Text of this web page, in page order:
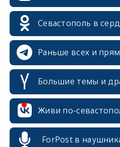
Севастополь в
Раньше всех и
Большие темы и
Живи по-
ForPost в